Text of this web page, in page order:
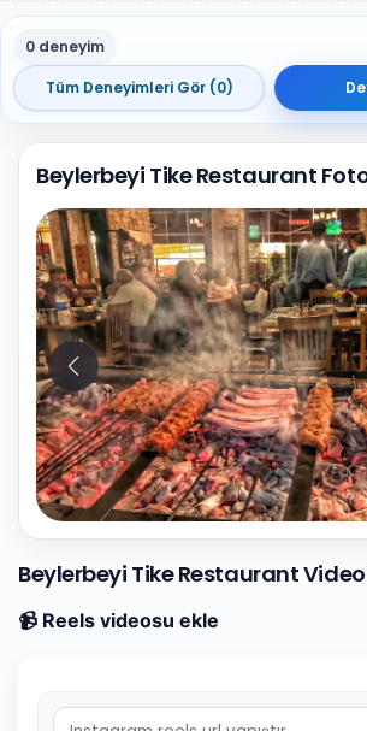
0 deneyim
Tüm Deneyimleri Gör (0)
Beylerbeyi Tike Restaurant
Beylerbeyi Tike Restaurant
📹 Reels videosu ekle